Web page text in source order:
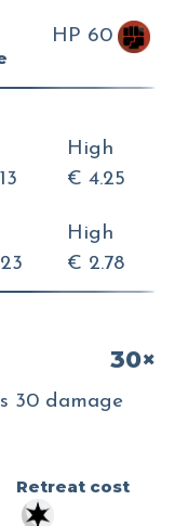
HP 60
High
€ 4.25
High
€ 2.78
30×
30 damage
Retreat cost